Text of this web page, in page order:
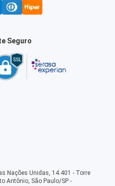
Seguro
Nações Unidas, 14.401 - Torre
Antônio, São Paulo/SP -